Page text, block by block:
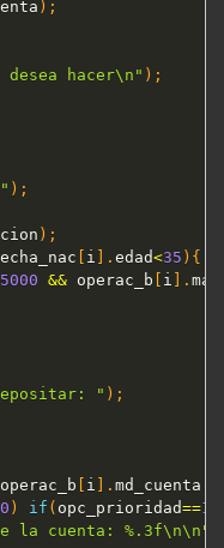
) ;
desea hacer\n" ) ;
) ;
) ;
i . edad<35 ) {
5000 && operac_b i .
" ) ;
operac_b i . md_cuenta
) if ( opc_prioridad==1
la cuenta: %.3f\n\n"